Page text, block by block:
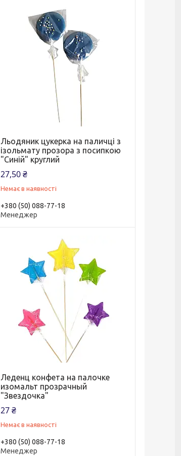
Льодяник цукерка на паличці з
ізольмату прозора з посипкою
"Синій" круглий
27,50 ₴
Немає в наявності
+380 (50) 088-77-18
Менеджер
Леденц конфета на палочке
изомальт прозрачный
"Звездочка"
27 ₴
Немає в наявності
+380 (50) 088-77-18
Менеджер